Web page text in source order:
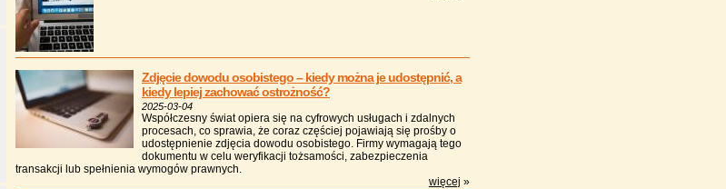
Zdjęcie dowodu osobistego – kiedy można je udostępnić, a
kiedy lepiej zachować ostrożność?
2025-03-04
Współczesny świat opiera się na cyfrowych usługach i zdalnych
procesach, co sprawia, że coraz częściej pojawiają się prośby o
udostępnienie zdjęcia dowodu osobistego. Firmy wymagają tego
dokumentu w celu weryfikacji tożsamości, zabezpieczenia
transakcji lub spełnienia wymogów prawnych.
więcej »